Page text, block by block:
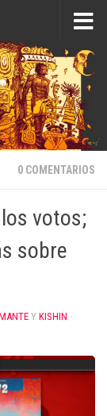
0 COMENTARIOS
votos;
sobre
Y KISHIN ·